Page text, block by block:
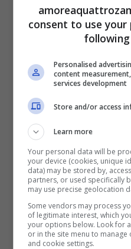
mamma poiché
sopravvissuti.
LEGGI ANCHE >>>
un pozzo: il
Grazie alla
hanno sospeso il loro
isolato e sono state
fotografiche che
della mamma.Forse
uomini (almeno
consent to use
Personalised
content
services development
Store and/or access
Learn more
Your personal data will be
your device (cookies, unique
data) may be stored by,
partners, or used specifically
may use precise geolocation
Some vendors may process
of legitimate interest, which
your options below. Look for
or in the site menu to
and cookie settings.